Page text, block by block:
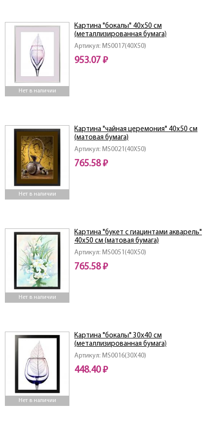
Нет в наличии
Артикул: MS0017(40X50)
Картина "бокалы" 40х50 см
(металлизированная бумага)
953.07 ₽
Нет в наличии
Артикул: MS0021(40X50)
Картина "чайная церемония" 40х50 см
(матовая бумага)
765.58 ₽
Нет в наличии
Артикул: MS0051(40X50)
Картина "букет с гиацинтами акварель"
40х50 см (матовая бумага)
765.58 ₽
Нет в наличии
Артикул: MS0016(30X40)
Картина "бокалы" 30х40 см
(металлизированная бумага)
448.40 ₽